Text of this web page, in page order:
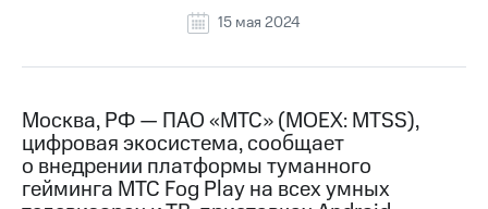
Пресс-
релизы
МТС
о технологиях
15 мая 2024
Москва, РФ — ПАО «МТС» (MOEX: MTSS),
цифровая экосистема, сообщает
о внедрении платформы туманного
гейминга МТС Fog Play на всех умных